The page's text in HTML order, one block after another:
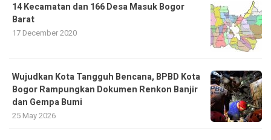
14 Kecamatan dan 166 Desa Masuk Bogor
Barat
17 December 2020
​Wujudkan Kota Tangguh Bencana, BPBD Kota
Bogor Rampungkan Dokumen Renkon Banjir
dan Gempa Bumi
25 May 2026